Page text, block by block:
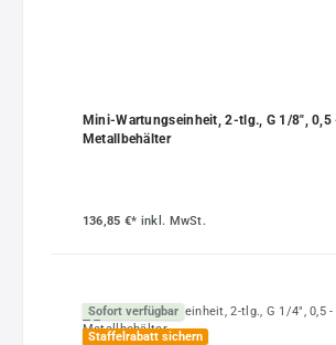
Mini-Wartungseinheit, 2-tlg., G 1/8", 0,5
Metallbehälter
136,85 €* inkl. MwSt.
Sofort verfügbar
Staffelrabatt sichern